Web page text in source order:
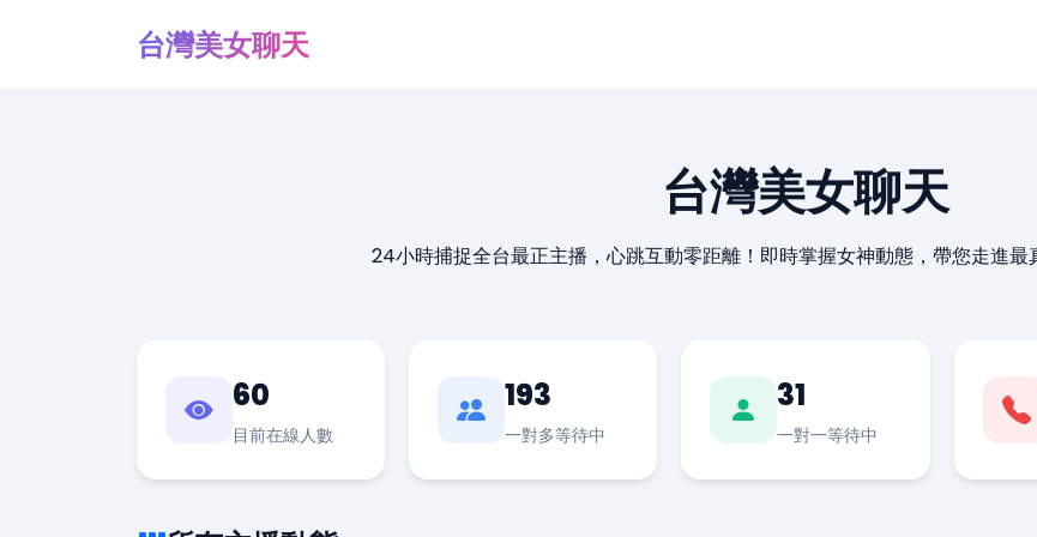
台灣美女聊天
台灣美女聊天
24小時捕捉全台最正主播，心跳互動零距離！即時掌握女神動態，帶您走進最
60
目前在線人數
193
一對多等待中
31
一對一等待中